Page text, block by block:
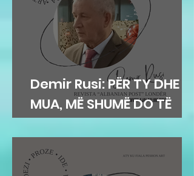
Demir Rusi: PËR TY DHE
MUA, MË SHUMË DO TË
DUA